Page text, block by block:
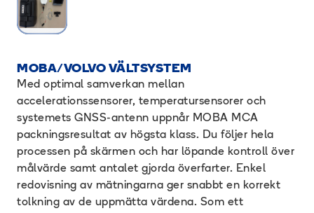
MOBA/VOLVO VÄLTSYSTEM
Med optimal samverkan mellan
accelerationssensorer, temperatursensorer och
systemets GNSS-antenn uppnår MOBA MCA
packningsresultat av högsta klass. Du följer hela
processen på skärmen och har löpande kontroll över
målvärde samt antalet gjorda överfarter. Enkel
redovisning av mätningarna ger snabbt en korrekt
tolkning av de uppmätta värdena. Som ett